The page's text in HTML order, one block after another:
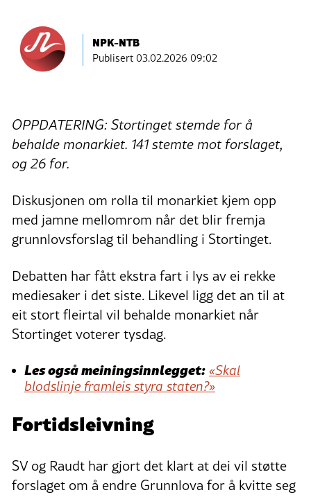
NPK-NTB
Publisert03.02.2026 09:02
OPPDATERING: Stortinget stemde for å
behalde monarkiet. 141 stemte mot forslaget,
og 26 for.
Diskusjonen om rolla til monarkiet kjem opp
med jamne mellomrom når det blir fremja
grunnlovsforslag til behandling i Stortinget.
Debatten har fått ekstra fart i lys av ei rekke
mediesaker i det siste. Likevel ligg det an til at
eit stort fleirtal vil behalde monarkiet når
Stortinget voterer tysdag.
Les også meiningsinnlegget:«Skal
blodslinje framleis styra staten?»
Fortidsleivning
SV og Raudt har gjort det klart at dei vil støtte
forslaget om å endre Grunnlova for å kvitte seg